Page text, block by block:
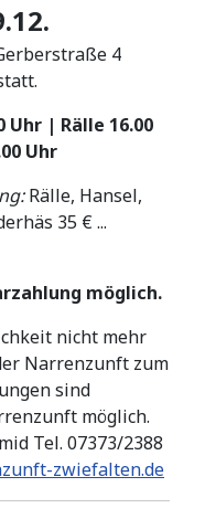
4
Uhr | Rälle 16.00
Uhr
Rälle, Hansel,
35 € ...
möglich.
nicht mehr
Narrenzunft zum
sind
möglich.
Tel. 07373/2388
zwiefalten.de